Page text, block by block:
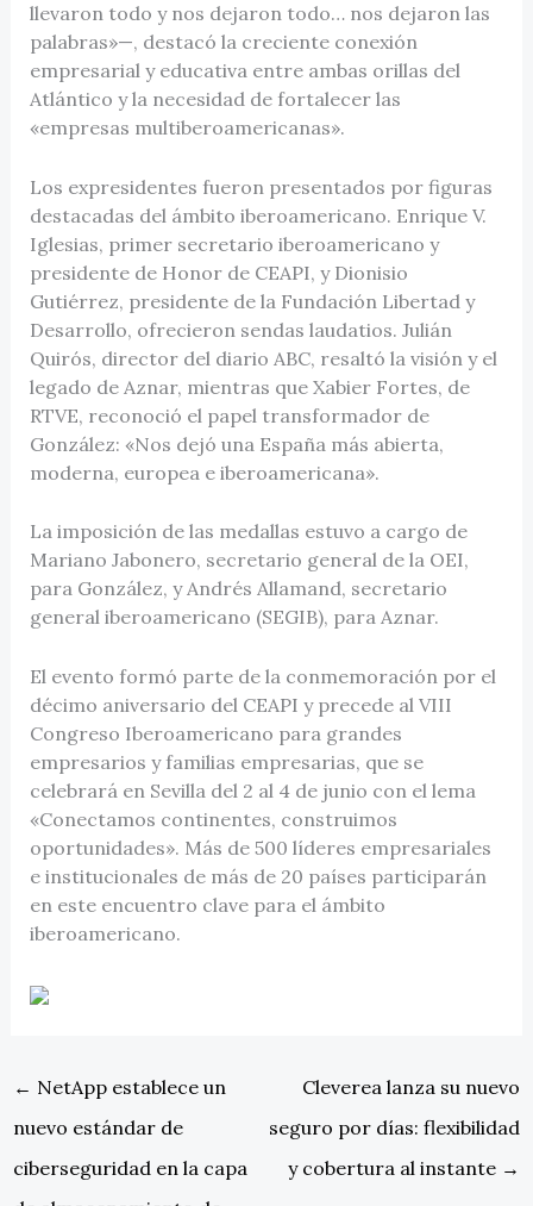
llevaron todo y nos dejaron todo… nos dejaron las
palabras»—, destacó la creciente conexión
empresarial y educativa entre ambas orillas del
Atlántico y la necesidad de fortalecer las
«empresas multiberoamericanas».
Los expresidentes fueron presentados por figuras
destacadas del ámbito iberoamericano. Enrique V.
Iglesias, primer secretario iberoamericano y
presidente de Honor de CEAPI, y Dionisio
Gutiérrez, presidente de la Fundación Libertad y
Desarrollo, ofrecieron sendas laudatios. Julián
Quirós, director del diario ABC, resaltó la visión y el
legado de Aznar, mientras que Xabier Fortes, de
RTVE, reconoció el papel transformador de
González: «Nos dejó una España más abierta,
moderna, europea e iberoamericana».
La imposición de las medallas estuvo a cargo de
Mariano Jabonero, secretario general de la OEI,
para González, y Andrés Allamand, secretario
general iberoamericano (SEGIB), para Aznar.
El evento formó parte de la conmemoración por el
décimo aniversario del CEAPI y precede al VIII
Congreso Iberoamericano para grandes
empresarios y familias empresarias, que se
celebrará en Sevilla del 2 al 4 de junio con el lema
«Conectamos continentes, construimos
oportunidades». Más de 500 líderes empresariales
e institucionales de más de 20 países participarán
en este encuentro clave para el ámbito
iberoamericano.
← NetApp establece un
nuevo estándar de
ciberseguridad en la capa
Cleverea lanza su nuevo
seguro por días: flexibilidad
y cobertura al instante →